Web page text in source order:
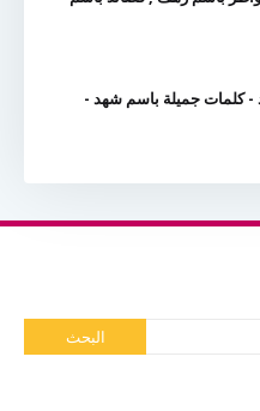
جميلة باسم شهد -